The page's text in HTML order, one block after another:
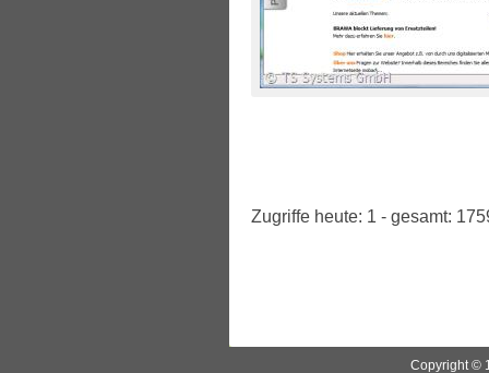
Zugriffe heute: 1 - gesamt:
Copyright ©